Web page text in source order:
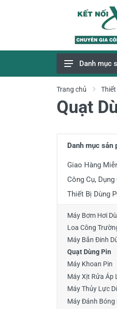
Giao Hàng Miễn
Công Cụ, Dụng
Phụ Tùng, Linh
Thiết Bị Đo Điện
Thước Đo Laser
Đồ Bảo Hộ Lao
Danh mục
Trang chủ Thiết
Quạt
Danh mục sản
Giao Hàng
Công Cụ, Dụng
Thiết Bị Dùng
Máy Bơm Hơi
Loa Công
Máy Bắn Đinh
Quạt Dùng Pin
Máy Khoan Pin
Máy Xịt Rửa Áp
Máy Thủy Lực
Máy Đánh Bóng